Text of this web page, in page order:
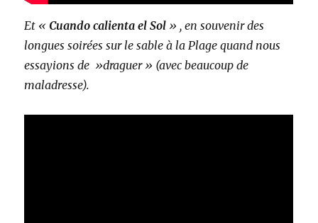
Et «Cuando calienta el Sol » , en souvenir des
longues soirées sur le sable à la Plage quand nous
essayions de »draguer » (avec beaucoup de
maladresse).